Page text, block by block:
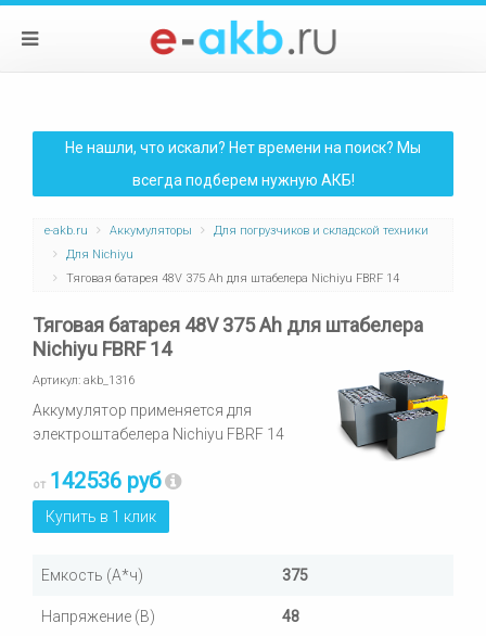
Не нашли, что искали? Нет времени на поиск? Мы
всегда подберем нужную АКБ!
e-akb.ru Аккумуляторы
Для погрузчиков и складской техники
Для Nichiyu
Тяговая батарея 48V 375 Ah для штабелера Nichiyu FBRF 14
Тяговая батарея 48V 375 Ah для штабелера
Nichiyu FBRF 14
Артикул: akb_1316
Аккумулятор применяется для
электроштабелера Nichiyu FBRF 14
от 142536 руб
Купить в 1 клик
Емкость (А*ч) 375
Напряжение (В) 48